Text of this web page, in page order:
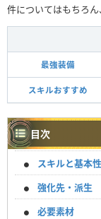
件についてはもちろん
最強装備
スキルおすすめ
目次
スキルと基本
強化先・派生
必要素材